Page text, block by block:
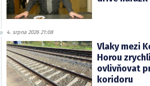
4. srpna 2026 21:08
Vlaky mezi
Horou
ovlivňovat
koridoru